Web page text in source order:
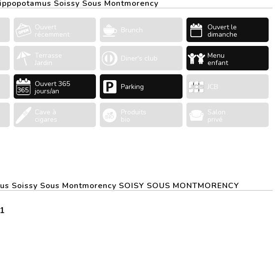
Soissy Sous Montmorency
Ouvert
récemment Brunch Ouvert le
dimanche
Terrasse
Jardin Diner's club Menu
enfant
Ouvert 365
jours/an Parking JCB
Cave à
cigares
Produits
bio
Salon
privé
Sous Montmorency SOISY SOUS MONTMORENCY